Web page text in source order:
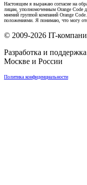
Настоящим я выражаю согласие на
лицам, уполномоченным Orange Code
мнений группой компаний Orange
положениями. Я понимаю, что могу
© 2009-2026 IT-
Разработка и
Москве и России
Политика конфиденциальности